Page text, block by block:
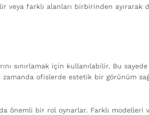
veya farklı alanları birbirinden ayırarak
sınırlamak için kullanılabilir. Bu sayede
zamanda ofislerde estetik bir görünüm
önemli bir rol oynarlar. Farklı modelleri